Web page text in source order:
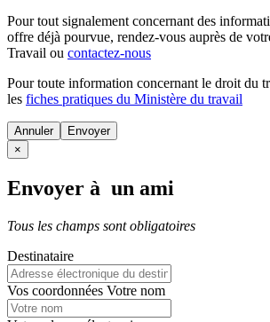
Pour tout signalement concernant des
offre déjà pourvue, rendez-vous auprès de
Travail ou contactez-nous
Pour toute information concernant le droit du
les fiches pratiques du Ministère du travail
Annuler
×
Envoyer à un ami
Tous les champs sont obligatoires
Destinataire
Vos coordonnées Votre nom